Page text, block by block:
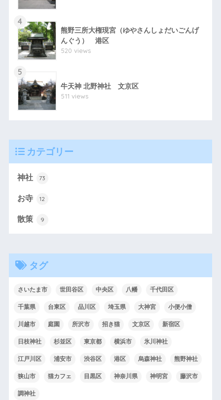
4
熊野三所大権現宮（ゆやさんしょだいごんげ
んぐう） 港区
520 views
5
牛天神 北野神社 文京区
511 views
カテゴリー
神社 73
お寺 12
散策 9
タグ
さいたま市 世田谷区 中央区 八幡 千代田区
千葉県 台東区 品川区 埼玉県 大神宮 小便小僧
川越市 庭園 所沢市 招き猫 文京区 新宿区
日枝神社 杉並区 東京都 横浜市 氷川神社
江戸川区 浦安市 渋谷区 港区 烏森神社 熊野神社
狭山市 猫カフェ 目黒区 神奈川県 神明宮 藤沢市
調神社